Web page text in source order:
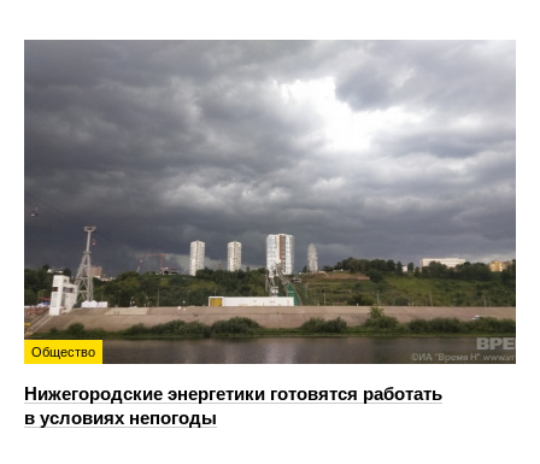
Общество
Нижегородские энергетики готовятся работать
в условиях непогоды